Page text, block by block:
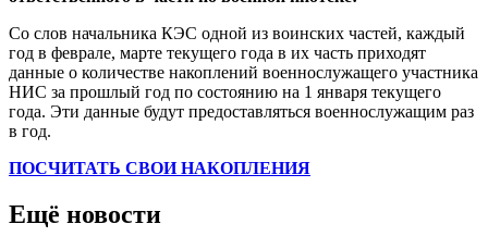
Со слов начальника КЭС одной из воинских частей, каждый
год в феврале, марте текущего года в их часть приходят
данные о количестве накоплений военнослужащего участника
НИС за прошлый год по состоянию на 1 января текущего
года. Эти данные будут предоставляться военнослужащим раз
в год.
ПОСЧИТАТЬ СВОИ НАКОПЛЕНИЯ
Ещё новости